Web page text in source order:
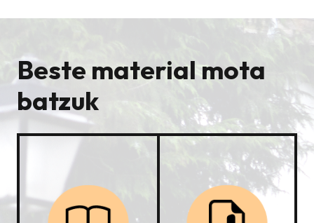
Beste material mota
batzuk